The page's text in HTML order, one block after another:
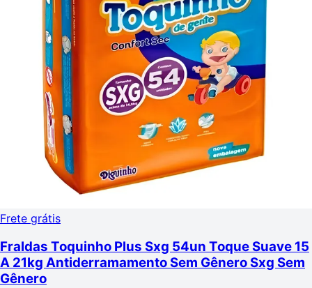
Frete grátis
Fraldas Toquinho Plus Sxg 54un Toque Suave 15
A 21kg Antiderramamento Sem Gênero Sxg Sem
Gênero